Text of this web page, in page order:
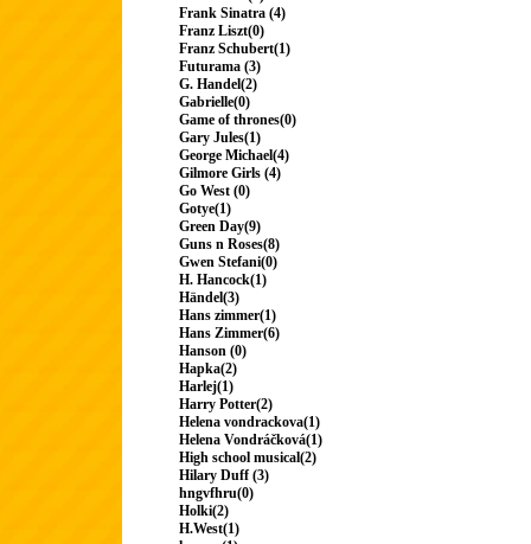
Frank Sinatra (4)
Franz Liszt(0)
Franz Schubert(1)
Futurama (3)
G. Handel(2)
Gabrielle(0)
Game of thrones(0)
Gary Jules(1)
George Michael(4)
Gilmore Girls (4)
Go West (0)
Gotye(1)
Green Day(9)
Guns n Roses(8)
Gwen Stefani(0)
H. Hancock(1)
Händel(3)
Hans zimmer(1)
Hans Zimmer(6)
Hanson (0)
Hapka(2)
Harlej(1)
Harry Potter(2)
Helena vondrackova(1)
Helena Vondráčková(1)
High school musical(2)
Hilary Duff (3)
hngvfhru(0)
Holki(2)
H.West(1)